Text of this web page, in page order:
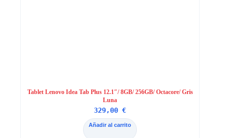
Tablet Lenovo Idea Tab Plus 12.1″/ 8GB/ 256GB/ Octacore/ Gris
Luna
329,00€
Añadir al carrito